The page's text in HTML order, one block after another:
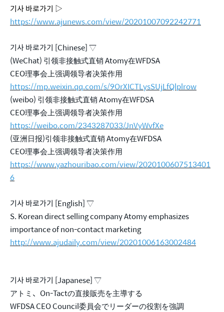
기사 바로가기 ▷
https://www.ajunews.com/view/20201007092242771
기사 바로가기 [Chinese] ▽
(WeChat) 引领非接触式直销 Atomy在WFDSA
CEO理事会上强调领导者决策作用
https://mp.weixin.qq.com/s/9OrXICTLysSUjLfQlplrow
(weibo) 引领非接触式直销 Atomy在WFDSA
CEO理事会上强调领导者决策作用
https://weibo.com/2343287033/JnVyWvfXe
(亚洲日报)引领非接触式直销 Atomy在WFDSA
CEO理事会上强调领导者决策作用
https://www.yazhouribao.com/view/2020100607513401
6
기사 바로가기 [English] ▽
S. Korean direct selling company Atomy emphasizes
importance of non-contact marketing
http://www.ajudaily.com/view/20201006163002484
기사 바로가기 [Japanese] ▽
アトミ、On-Tactの直接販売を主導する
WFDSA CEO Council委員会でリーダーの役割を強調